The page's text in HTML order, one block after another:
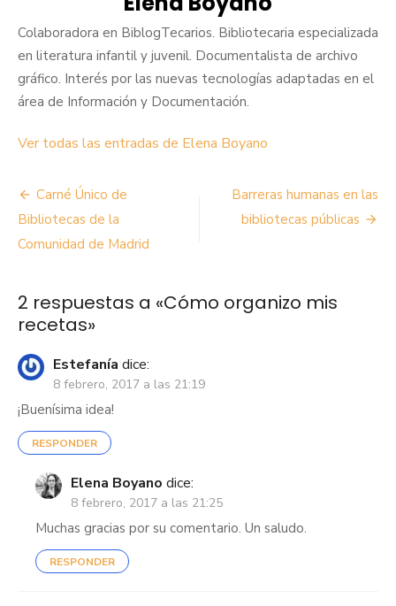
Colaboradora en BiblogTecarios. Bibliotecaria especializada
en literatura infantil y juvenil. Documentalista de archivo
gráfico. Interés por las nuevas tecnologías adaptadas en el
área de Información y Documentación.
Ver todas las entradas de Elena Boyano
Navegación
de
entradas
Carné Único de
Bibliotecas de la
Comunidad de Madrid
Barreras humanas en las
bibliotecas públicas
2 respuestas a «Cómo organizo mis
recetas»
Estefanía dice:
8 febrero, 2017 a las 21:19
¡Buenísima idea!
RESPONDER
Elena Boyano dice:
8 febrero, 2017 a las 21:25
Muchas gracias por su comentario. Un saludo.
RESPONDER